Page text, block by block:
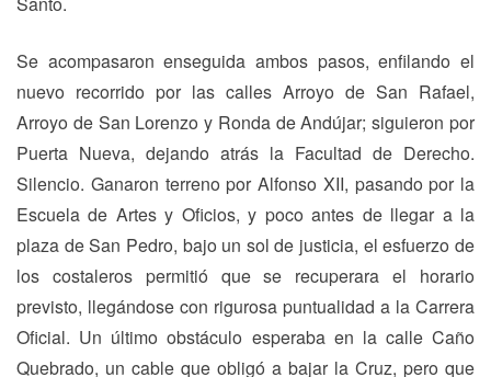
Se acompasaron enseguida ambos pasos, enfilando el
nuevo recorrido por las calles Arroyo de San Rafael,
Arroyo de San Lorenzo y Ronda de Andújar; siguieron por
Puerta Nueva, dejando atrás la Facultad de Derecho.
Silencio. Ganaron terreno por Alfonso XII, pasando por la
Escuela de Artes y Oficios, y poco antes de llegar a la
plaza de San Pedro, bajo un sol de justicia, el esfuerzo de
los costaleros permitió que se recuperara el horario
previsto, llegándose con rigurosa puntualidad a la Carrera
Oficial. Un último obstáculo esperaba en la calle Caño
Quebrado, un cable que obligó a bajar la Cruz, pero que